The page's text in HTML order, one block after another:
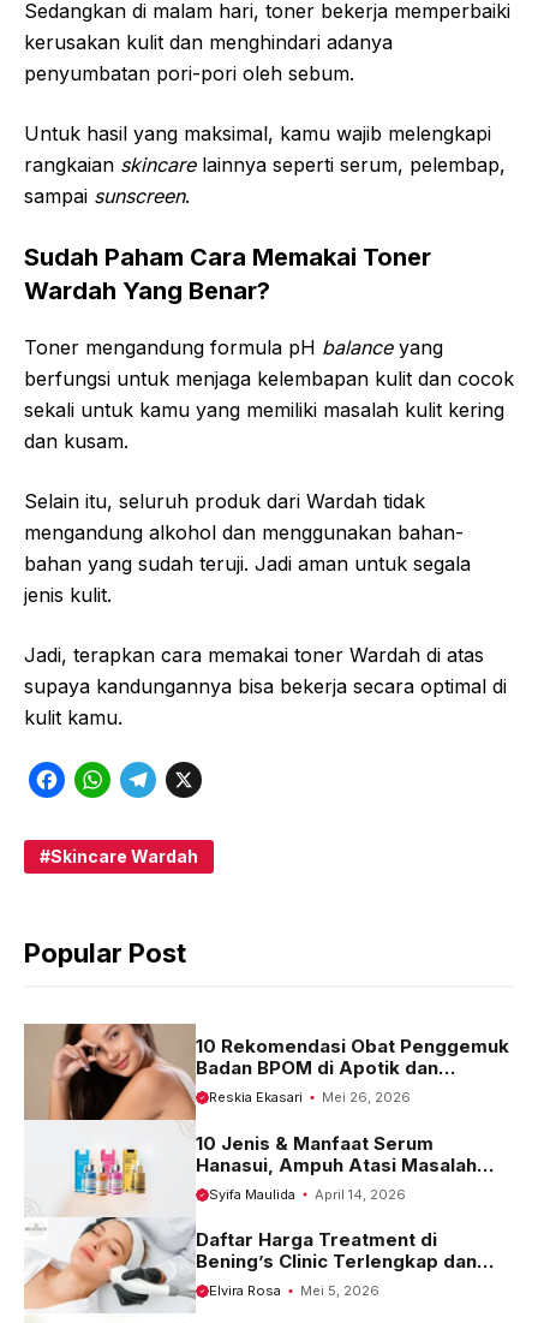
Sedangkan di malam hari, toner bekerja memperbaiki
kerusakan kulit dan menghindari adanya
penyumbatan pori-pori oleh sebum.
Untuk hasil yang maksimal, kamu wajib melengkapi
rangkaian skincarelainnya seperti serum, pelembap,
sampai sunscreen.
Sudah Paham Cara Memakai Toner
Wardah Yang Benar?
Toner mengandung formula pH balance yang
berfungsi untuk menjaga kelembapan kulit dan cocok
sekali untuk kamu yang memiliki masalah kulit kering
dan kusam.
Selain itu, seluruh produk dari Wardah tidak
mengandung alkohol dan menggunakan bahan-
bahan yang sudah teruji. Jadi aman untuk segala
jenis kulit.
Jadi, terapkan cara memakai toner Wardah di atas
supaya kandungannya bisa bekerja secara optimal di
kulit kamu.
F
c
o
W
a
A
p
T
l
r
m
X
Skincare Wardah
Popular Post
10 Rekomendasi Obat Penggemuk
Badan BPOM di Apotik dan
Harganya
Reskia Ekasari Mei 26, 2026
10 Jenis & Manfaat Serum
Hanasui, Ampuh Atasi Masalah
Kulit
Syifa Maulida April 14, 2026
Daftar Harga Treatment di
Bening’s Clinic Terlengkap dan
Terbaru 2023
Elvira Rosa Mei 5, 2026